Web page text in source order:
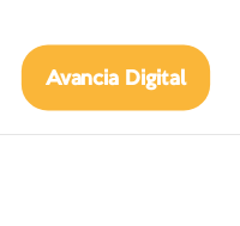
Avancia Digital